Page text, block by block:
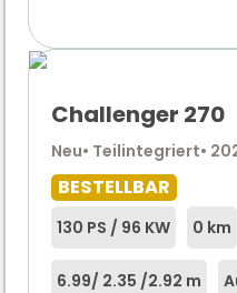
Challenger 270
Neu• Teilintegriert•
BESTELLBAR
130 PS / 96 KW 0 km
6.99/ 2.35 /2.92 m